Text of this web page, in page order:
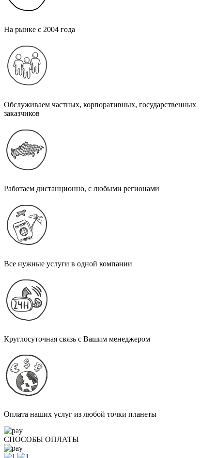
На рынке с 2004 года
Обслуживаем частных, корпоративных, государственных
заказчиков
Работаем дистанционно, с любыми регионами
Все нужные услуги в одной компании
Круглосуточная связь с Вашим менеджером
Оплата наших услуг из любой точки планеты
СПОСОБЫ ОПЛАТЫ